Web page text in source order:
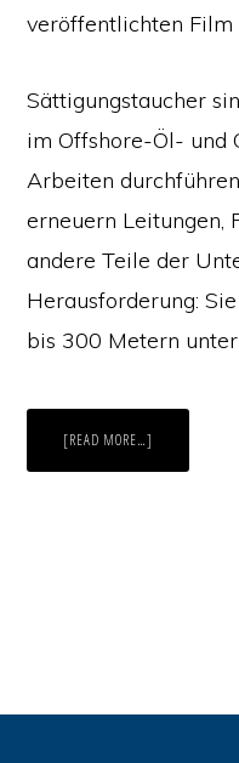
veröffentlichten
Sättigungstaucher
im Offshore-Öl- und
Arbeiten
erneuern Leitungen,
andere Teile der
Herausforderung:
bis 300 Metern
[READ MORE…]
LEKTION